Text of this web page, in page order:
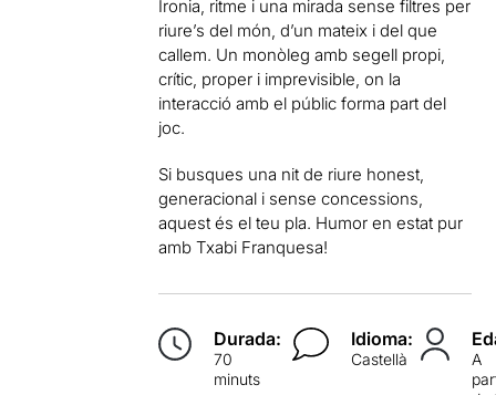
Ironia, ritme i una mirada sense filtres per
riure’s del món, d’un mateix i del que
callem. Un monòleg amb segell propi,
crític, proper i imprevisible, on la
interacció amb el públic forma part del
joc.
Si busques una nit de riure honest,
generacional i sense concessions,
aquest és el teu pla. Humor en estat pur
amb Txabi Franquesa!
Durada:
70
minuts
Idioma:
Castellà
A